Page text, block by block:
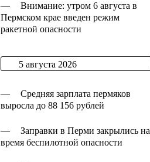
—
Внимание: утром 6 августа в
Пермском крае введен режим
ракетной опасности
5 августа 2026
—
Средняя зарплата пермяков
выросла до 88 156 рублей
—
Заправки в Перми закрылись на
время беспилотной опасности